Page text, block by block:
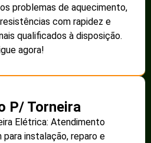
problemas de aquecimento,
com rapidez e
qualificados à disposição.
agora!
P/ Torneira
Elétrica: Atendimento
para instalação, reparo e